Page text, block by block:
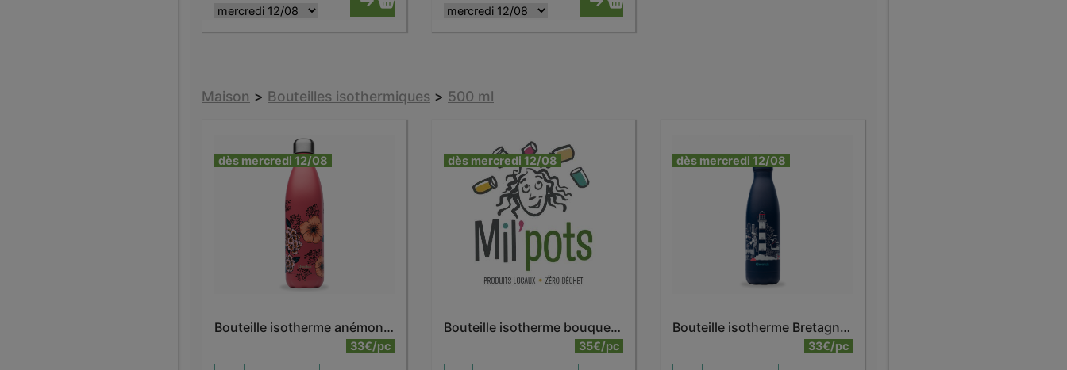
Maison > Bouteilles isothermiques > 500 ml
dès mercredi 12/08
Bouteille isotherme anémone 500 ml
33€/pc
dès mercredi 12/08
Bouteille isotherme bouquet dahlia 500 ml
35€/pc
dès mercredi 12/08
Bouteille isotherme Bretagne 500 ml
33€/pc